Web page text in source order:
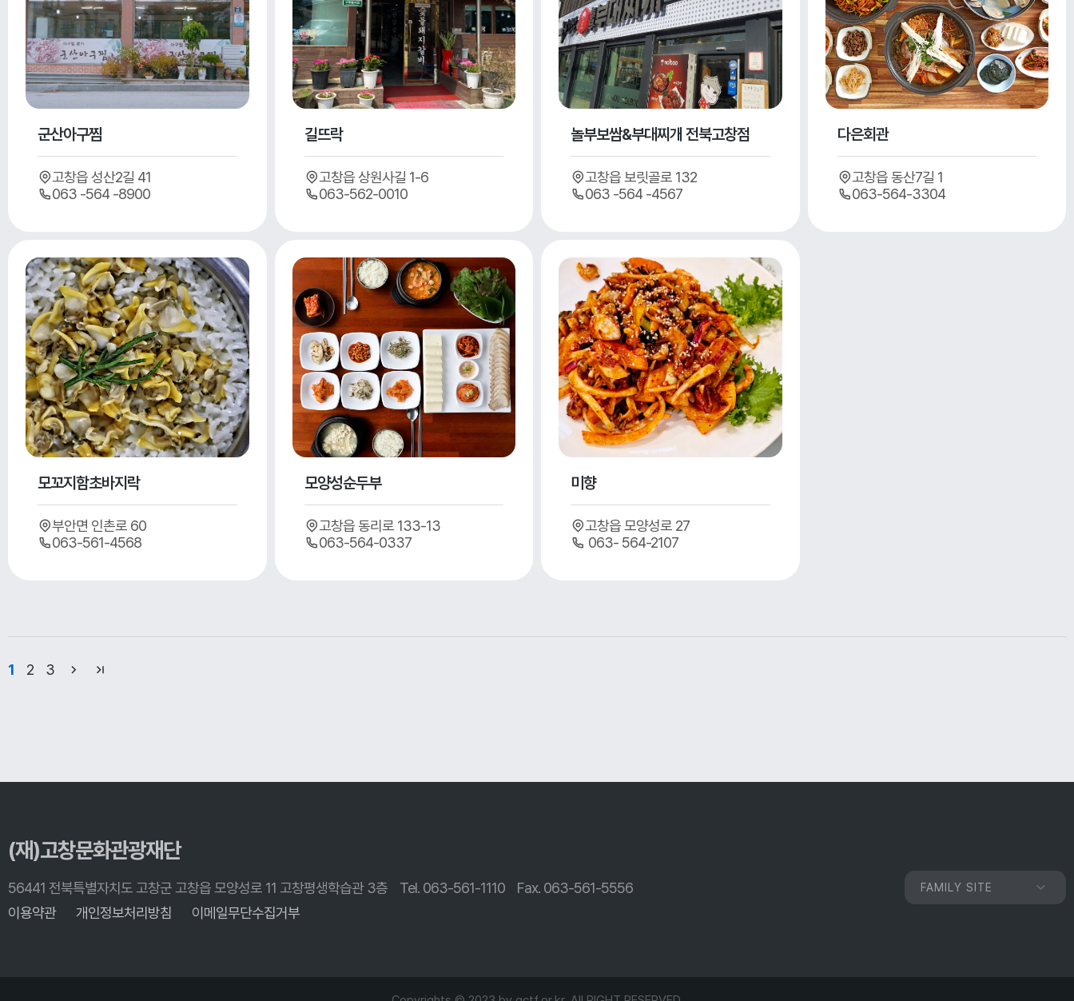
군산아구찜
고창읍 성산2길 41
063 -564 -8900
길뜨락
고창읍 상원사길 1-6
063-562-0010
놀부보쌈&부대찌개 전북고창점
고창읍 보릿골로 132
063 -564 -4567
다은회관
고창읍 동산7길 1
063-564-3304
모꼬지함초바지락
부안면 인촌로 60
063-561-4568
모양성순두부
고창읍 동리로 133-13
063-564-0337
미향
고창읍 모양성로 27
063- 564-2107
1 2 3
(재)고창문화관광재단
56441 전북특별자치도 고창군 고창읍 모양성로 11 고창평생학습관 3층 Tel. 063-561-1110 Fax. 063-561-5556 FAMILY SITE
이용약관 개인정보처리방침 이메일무단수집거부